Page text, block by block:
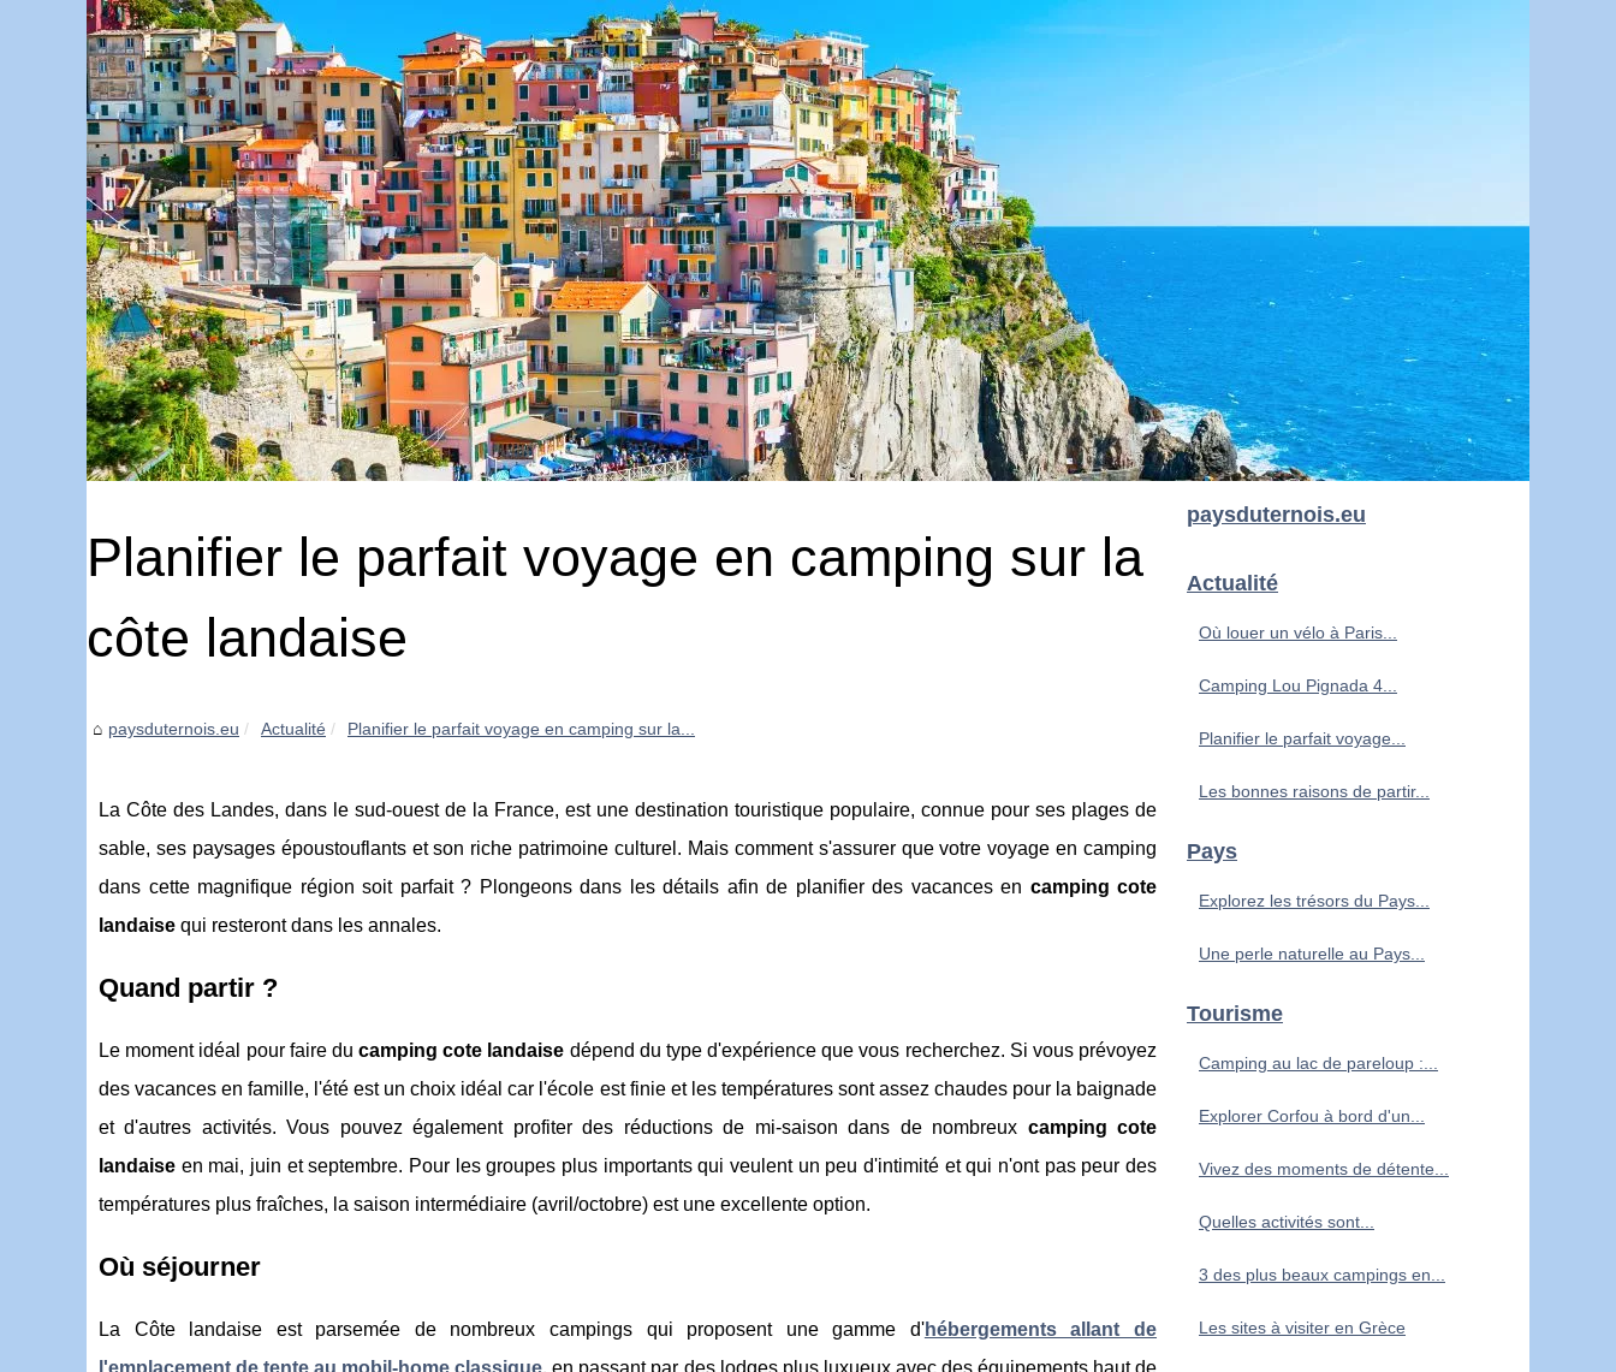
Planifier le parfait voyage en camping sur la
côte landaise
paysduternois.eu Actualité Planifier le parfait voyage en camping sur la...
La Côte des Landes, dans le sud-ouest de la France, est une destination touristique populaire, connue pour ses plages de
sable, ses paysages époustouflants et son riche patrimoine culturel. Mais comment s'assurer que votre voyage en camping
dans cette magnifique région soit parfait ? Plongeons dans les détails afin de planifier des vacances en camping cote
landaise qui resteront dans les annales.
Quand partir ?
Le moment idéal pour faire du camping cote landaise dépend du type d'expérience que vous recherchez. Si vous prévoyez
des vacances en famille, l'été est un choix idéal car l'école est finie et les températures sont assez chaudes pour la baignade
et d'autres activités. Vous pouvez également profiter des réductions de mi-saison dans de nombreux camping cote
landaise en mai, juin et septembre. Pour les groupes plus importants qui veulent un peu d'intimité et qui n'ont pas peur des
températures plus fraîches, la saison intermédiaire (avril/octobre) est une excellente option.
Où séjourner
La Côte landaise est parsemée de nombreux campings qui proposent une gamme d'hébergements allant de
l'emplacement de tente au mobil-home classique, en passant par des lodges plus luxueux avec des équipements haut de
paysduternois.eu
Actualité
Où louer un vélo à Paris...
Camping Lou Pignada 4...
Planifier le parfait voyage...
Les bonnes raisons de partir...
Pays
Explorez les trésors du Pays...
Une perle naturelle au Pays...
Tourisme
Camping au lac de pareloup :...
Explorer Corfou à bord d'un...
Vivez des moments de détente...
Quelles activités sont...
3 des plus beaux campings en...
Les sites à visiter en Grèce